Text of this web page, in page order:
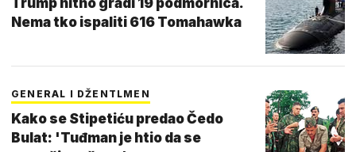
Nema tko ispaliti 616 Tomahawka
GENERAL I DŽENTLMEN
Kako se Stipetiću predao Čedo
Bulat: 'Tuđman je htio da se